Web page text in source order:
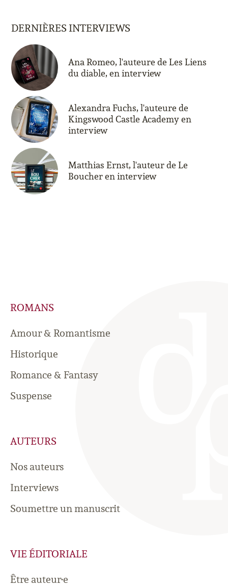
DERNIÈRES INTERVIEWS
Ana Romeo, l'auteure de Les Liens
du diable, en interview
Alexandra Fuchs, l'auteure de
Kingswood Castle Academy en
interview
Matthias Ernst, l'auteur de Le
Boucher en interview
ROMANS
Amour & Romantisme
Historique
Romance & Fantasy
Suspense
AUTEURS
Nos auteurs
Interviews
Soumettre un manuscrit
VIE ÉDITORIALE
Être auteur·e